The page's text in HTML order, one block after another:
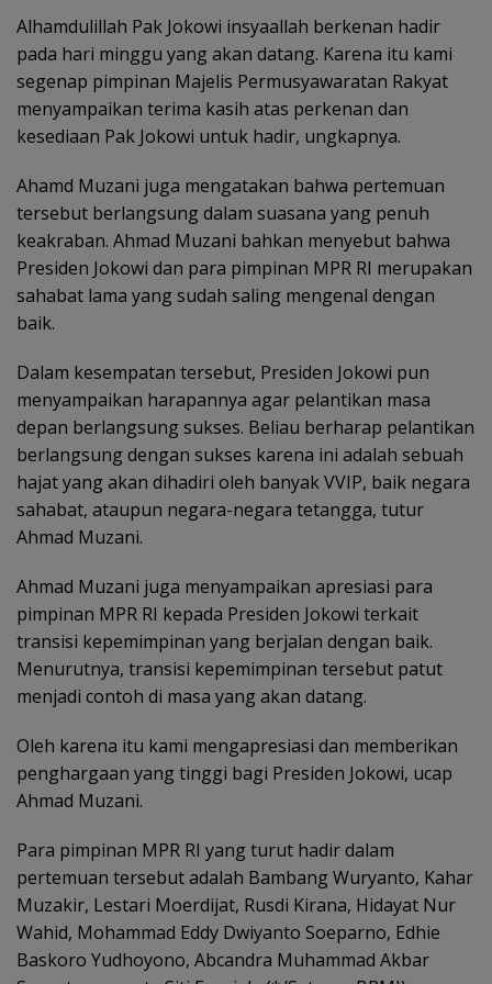
Alhamdulillah Pak Jokowi insyaallah berkenan hadir
pada hari minggu yang akan datang. Karena itu kami
segenap pimpinan Majelis Permusyawaratan Rakyat
menyampaikan terima kasih atas perkenan dan
kesediaan Pak Jokowi untuk hadir, ungkapnya.
Ahamd Muzani juga mengatakan bahwa pertemuan
tersebut berlangsung dalam suasana yang penuh
keakraban. Ahmad Muzani bahkan menyebut bahwa
Presiden Jokowi dan para pimpinan MPR RI merupakan
sahabat lama yang sudah saling mengenal dengan
baik.
Dalam kesempatan tersebut, Presiden Jokowi pun
menyampaikan harapannya agar pelantikan masa
depan berlangsung sukses. Beliau berharap pelantikan
berlangsung dengan sukses karena ini adalah sebuah
hajat yang akan dihadiri oleh banyak VVIP, baik negara
sahabat, ataupun negara-negara tetangga, tutur
Ahmad Muzani.
Ahmad Muzani juga menyampaikan apresiasi para
pimpinan MPR RI kepada Presiden Jokowi terkait
transisi kepemimpinan yang berjalan dengan baik.
Menurutnya, transisi kepemimpinan tersebut patut
menjadi contoh di masa yang akan datang.
Oleh karena itu kami mengapresiasi dan memberikan
penghargaan yang tinggi bagi Presiden Jokowi, ucap
Ahmad Muzani.
Para pimpinan MPR RI yang turut hadir dalam
pertemuan tersebut adalah Bambang Wuryanto, Kahar
Muzakir, Lestari Moerdijat, Rusdi Kirana, Hidayat Nur
Wahid, Mohammad Eddy Dwiyanto Soeparno, Edhie
Baskoro Yudhoyono, Abcandra Muhammad Akbar